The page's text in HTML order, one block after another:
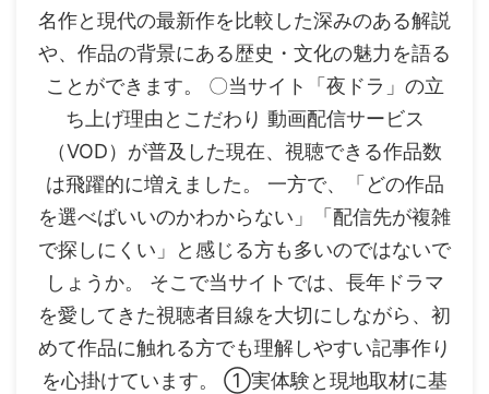
名作と現代の最新作を比較した深みのある解説
や、作品の背景にある歴史・文化の魅力を語る
ことができます。 〇当サイト「夜ドラ」の立
ち上げ理由とこだわり 動画配信サービス
（VOD）が普及した現在、視聴できる作品数
は飛躍的に増えました。 一方で、「どの作品
を選べばいいのかわからない」「配信先が複雑
で探しにくい」と感じる方も多いのではないで
しょうか。 そこで当サイトでは、長年ドラマ
を愛してきた視聴者目線を大切にしながら、初
めて作品に触れる方でも理解しやすい記事作り
を心掛けています。 ①実体験と現地取材に基